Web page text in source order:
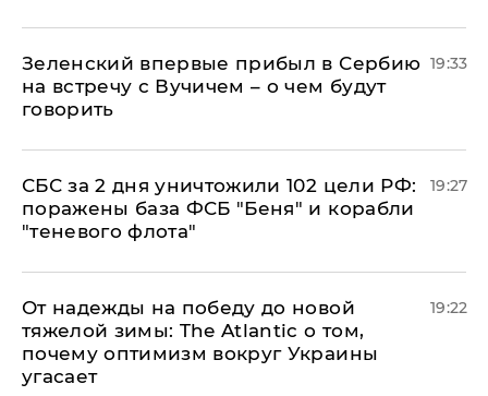
Зеленский впервые прибыл в Сербию
на встречу с Вучичем – о чем будут
говорить
19:33
СБС за 2 дня уничтожили 102 цели РФ:
поражены база ФСБ "Беня" и корабли
"теневого флота"
19:27
От надежды на победу до новой
тяжелой зимы: The Atlantic о том,
почему оптимизм вокруг Украины
угасает
19:22